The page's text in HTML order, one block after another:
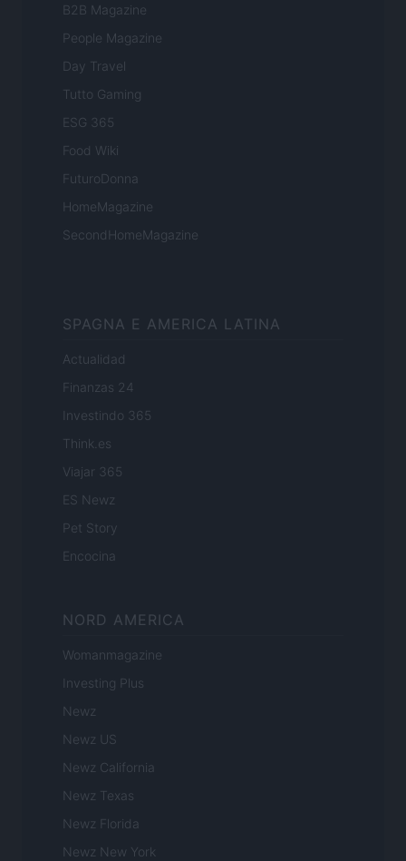
B2B Magazine
People Magazine
Day Travel
Tutto Gaming
ESG 365
Food Wiki
FuturoDonna
HomeMagazine
SecondHomeMagazine
SPAGNA E AMERICA LATINA
Actualidad
Finanzas 24
Investindo 365
Think.es
Viajar 365
ES Newz
Pet Story
Encocina
NORD AMERICA
Womanmagazine
Investing Plus
Newz
Newz US
Newz California
Newz Texas
Newz Florida
Newz New York